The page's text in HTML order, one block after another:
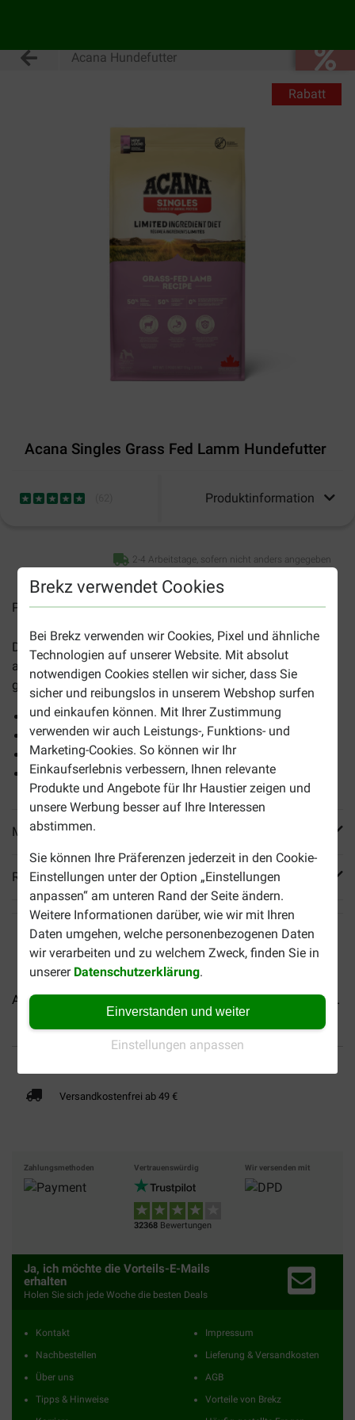
Brekz verwendet Cookies
Bei Brekz verwenden wir Cookies, Pixel und ähnliche
Technologien auf unserer Website. Mit absolut
notwendigen Cookies stellen wir sicher, dass Sie
sicher und reibungslos in unserem Webshop surfen
und einkaufen können. Mit Ihrer Zustimmung
verwenden wir auch Leistungs-, Funktions- und
Marketing-Cookies. So können wir Ihr
Einkaufserlebnis verbessern, Ihnen relevante
Produkte und Angebote für Ihr Haustier zeigen und
unsere Werbung besser auf Ihre Interessen
abstimmen.
Sie können Ihre Präferenzen jederzeit in den Cookie-
Einstellungen unter der Option „Einstellungen
anpassen“ am unteren Rand der Seite ändern.
Weitere Informationen darüber, wie wir mit Ihren
Daten umgehen, welche personenbezogenen Daten
wir verarbeiten und zu welchem Zweck, finden Sie in
unserer Datenschutzerklärung.
Einverstanden und weiter
Einstellungen anpassen
Acana Hundefutter
Rabatt
Acana Singles Grass Fed Lamm Hundefutter
Produktinformation
2-4 Arbeitstage, sofern nicht anders angegeben
Preise inkl. MwSt zzgl.Versandkosten
Das Acana Singles Grass Fed Lamm Hundefutter
abwechslungsreiches und vollwertiges Futter mit Lamm,
geeignet für Hunde aller Altersstufen und Rassen.
Getreidefrei
Mit frischem Lamm
Für Hunde mit einem empfindlichen Magen
Reguliert die Verdauung
Mehr Produktinfos
Reviews
Acana Light & Fit Hundefutter Acana Adult Large Breed...
Versandkostenfrei ab 49 €
Zahlungsmethoden Vertrauenswürdig
32368 Bewertungen
Wir versenden mit
Ja, ich möchte die Vorteils-E-Mails
erhalten
Holen Sie sich jede Woche die besten Deals
Kontakt
Nachbestellen
Über uns
Tipps & Hinweise
Impressum
Lieferung & Versandkosten
AGB
Vorteile von Brekz